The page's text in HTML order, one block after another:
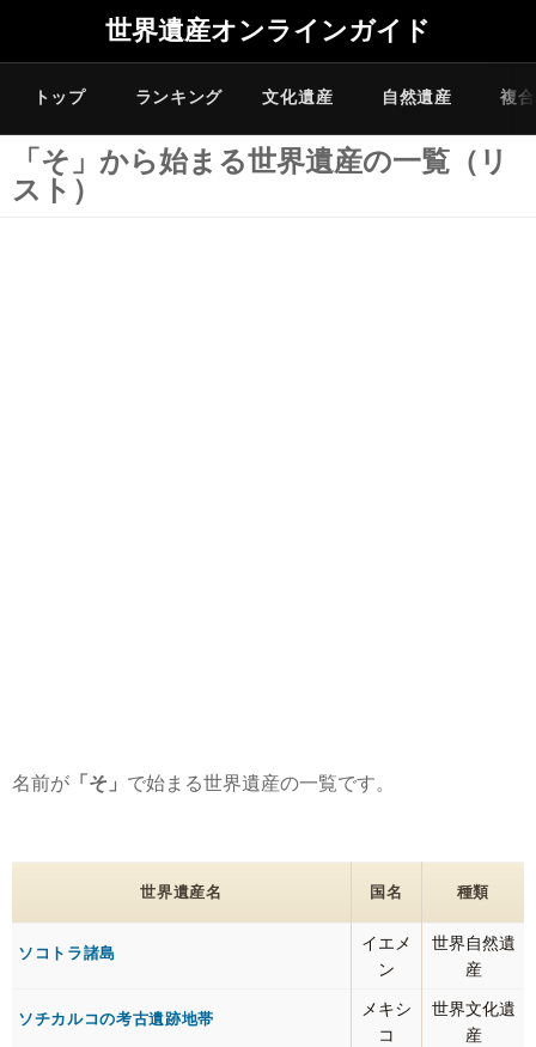
世界遺産オンラインガイド
トップ ランキング 文化遺産 自然遺産 複
「そ」から始まる世界遺産の一覧（リ
スト）
名前が 「そ」 で始まる世界遺産の一覧です。
世界遺産名 国名 種類
ソコトラ諸島
イエメ
ン
世界自然遺
産
ソチカルコの考古遺跡地帯
メキシ
コ
世界文化遺
産